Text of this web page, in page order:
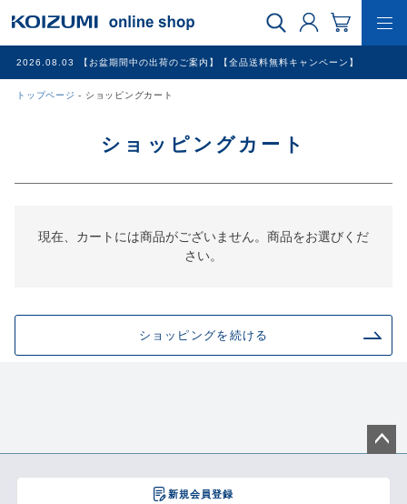
2026.08.03 【お盆期間中の出荷のご案内】【全品送料無料キャンペーン】
トップページ ショッピングカート
家具
ブログ
ショッピングカート
現在、カートには商品がございません。商品をお選びくだ
さい。
ショッピングを続ける
新規会員登録
ジト